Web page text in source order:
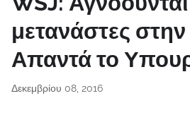
μετανάστες
Απαντά το
Δεκεμβρίου 08, 2016